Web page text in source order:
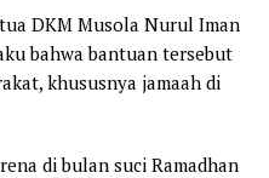
DKM Musola Nurul Iman
bahwa bantuan tersebut
khususnya jamaah di
di bulan suci Ramadhan